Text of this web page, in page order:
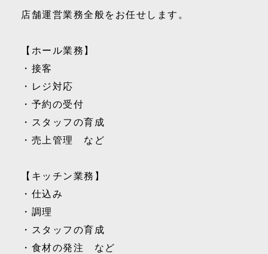
店舗運営業務全般をお任せします。
【ホール業務】
・接客
・レジ対応
・予約の受付
・スタッフの育成
・売上管理 など
【キッチン業務】
・仕込み
・調理
・スタッフの育成
・食材の発注 など